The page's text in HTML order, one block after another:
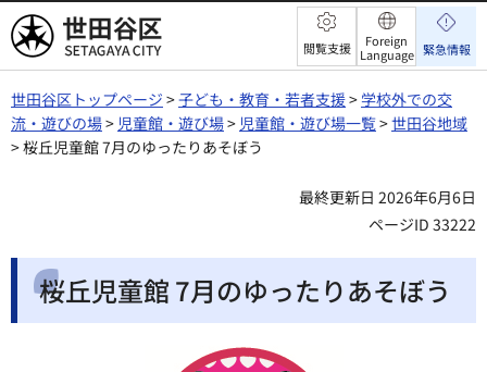
世田谷区 閲覧支援
Foreign
Language 緊急情報
世田谷区トップページ >子ども・教育・若者支援>学校外での交
流・遊びの場> 児童館・遊び場> 児童館・遊び場一覧>世田谷地域
> 桜丘児童館 7月のゆったりあそぼう
最終更新日 2026年6月6日
ページID 33222
桜丘児童館 7月のゆったりあそぼう